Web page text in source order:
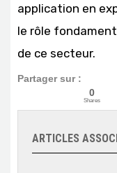
application en
le rôle
de ce secteur.
Partager sur :
0
Shares
ARTICLES